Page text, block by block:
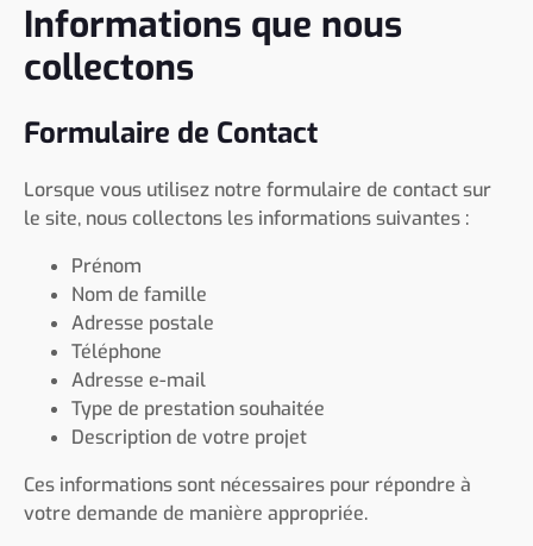
Informations que nous
collectons
Formulaire de Contact
Lorsque vous utilisez notre formulaire de contact sur
le site, nous collectons les informations suivantes :
Prénom
Nom de famille
Adresse postale
Téléphone
Adresse e-mail
Type de prestation souhaitée
Description de votre projet
Ces informations sont nécessaires pour répondre à
votre demande de manière appropriée.